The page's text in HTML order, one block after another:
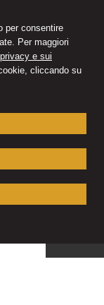
per consentire
Per maggiori
e sui
cliccando su